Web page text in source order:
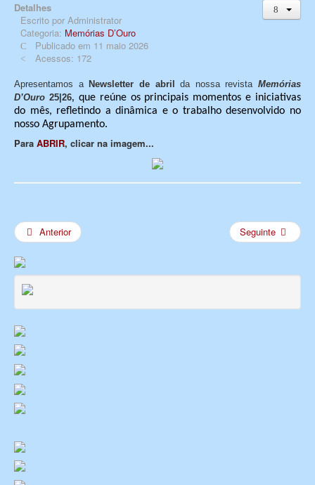
Detalhes
Escrito por Administrator
Categoria: Memórias D’Ouro
Publicado em 11 maio 2026
Acessos: 172
Apresentamos a Newsletter de abril da nossa revista Memórias
D’Ouro 25|26, que reúne os principais momentos e iniciativas
do mês, refletindo a dinâmica e o trabalho desenvolvido no
nosso Agrupamento.
Para ABRIR, clicar na imagem...
Anterior Seguinte